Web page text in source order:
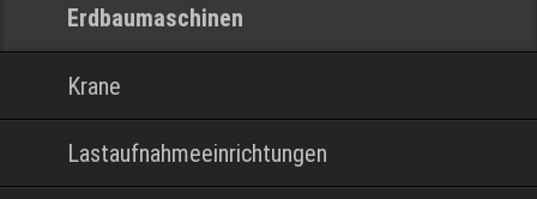
Erdbaumaschinen
Krane
Lastaufnahmeeinrichtungen